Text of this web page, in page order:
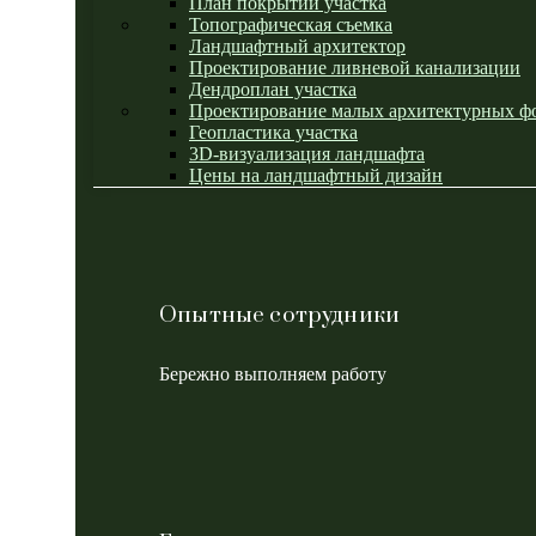
Топографическая съемка
Ландшафтный архитектор
Проектирование ливневой канализации
Дендроплан участка
Проектирование малых архитектурных
Геопластика участка
3D-визуализация ландшафта
Цены на ландшафтный дизайн
Опытные сотрудники
Бережно выполняем работу